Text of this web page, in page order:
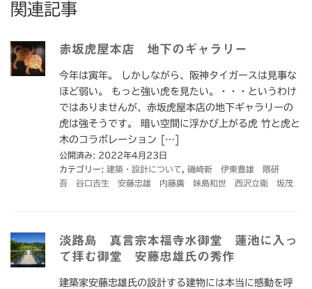
関連記事
赤坂虎屋本店 地下のギャラリー
今年は寅年。 しかしながら、阪神タイガースは見事な
ほど弱い。 もっと強い虎を見たい。・・・というわけ
ではありませんが、赤坂虎屋本店の地下ギャラリーの
虎は強そうです。 暗い空間に浮かび上がる虎 竹と虎と
木のコラボレーション […]
公開済み: 2022年4月23日
カテゴリー: 建築・設計について
磯崎新 伊東豊雄 隈研
吾 谷口吉生 安藤忠雄 内藤廣 妹島和世 西沢立衛 坂茂
淡路島 真言宗本福寺水御堂 蓮池に入っ
て拝む御堂 安藤忠雄氏の秀作
建築家安藤忠雄氏の設計する建物には本当に感動を呼